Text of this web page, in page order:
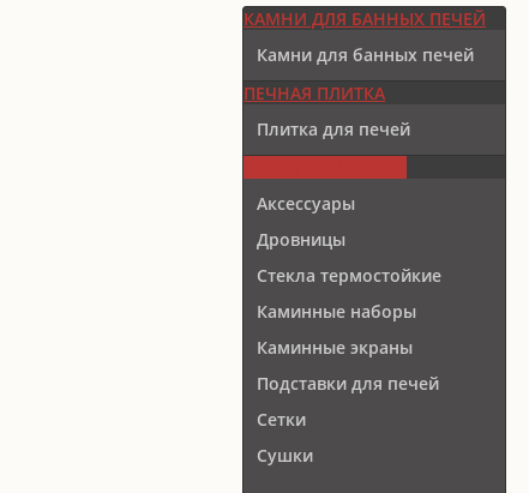
КАМНИ ДЛЯ БАННЫХ ПЕЧЕЙ
Камни для банных печей
ПЕЧНАЯ ПЛИТКА
Плитка для печей
Аксессуары
Дровницы
Стекла термостойкие
Каминные наборы
Каминные экраны
Подставки для печей
Сетки
Сушки